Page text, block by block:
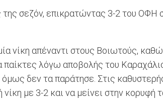
σεζόν, επικρατώντας 3-2 του
νίκη απέναντι στους Βοιωτούς,
λόγω αποβολής του
δεν τα παράτησε. Στις
με 3-2 και να μείνει στην